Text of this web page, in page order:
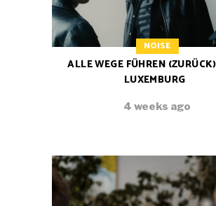
NOISE
ALLE WEGE FÜHREN
LUXEMBURG
4 weeks ago